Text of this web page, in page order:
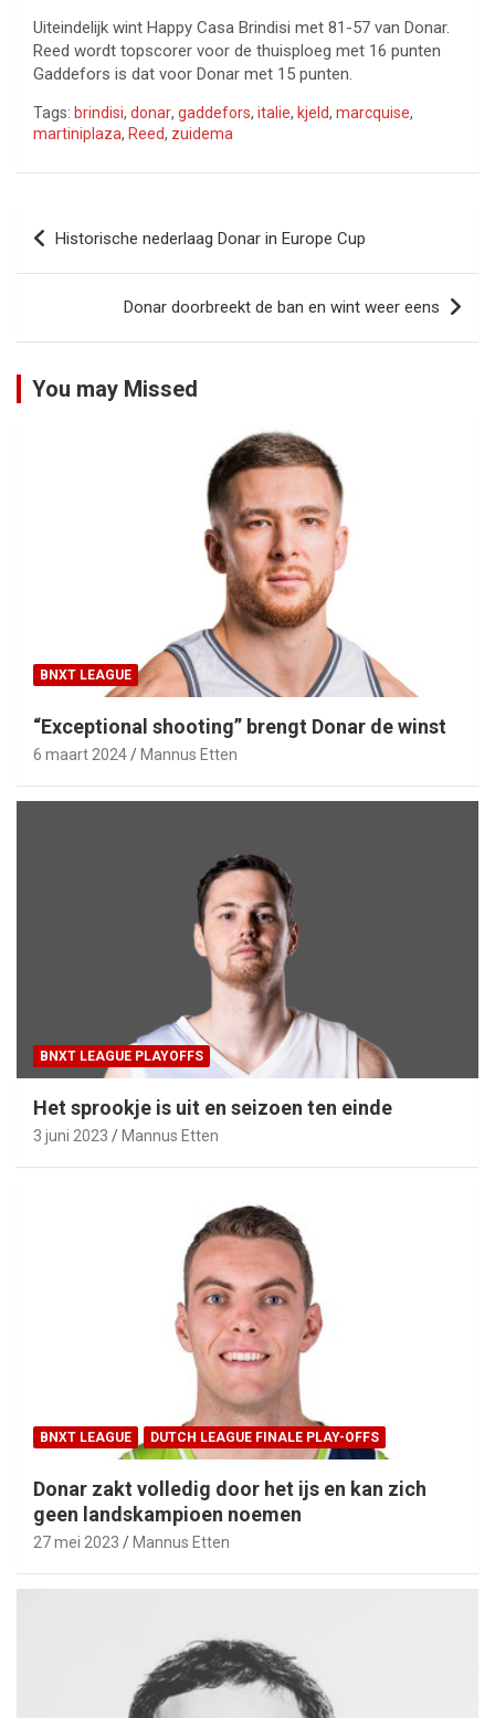
Uiteindelijk wint Happy Casa Brindisi met 81-57 van Donar.
Reed wordt topscorer voor de thuisploeg met 16 punten
Gaddefors is dat voor Donar met 15 punten.
Tags: brindisi, donar, gaddefors, italie, kjeld, marcquise,
martiniplaza, Reed, zuidema
Bericht
navigatie
Historische nederlaag Donar in Europe Cup
Donar doorbreekt de ban en wint weer eens
You may Missed
BNXT LEAGUE
“Exceptional shooting” brengt Donar de winst
6 maart 2024 Mannus Etten
BNXT LEAGUE PLAYOFFS
Het sprookje is uit en seizoen ten einde
3 juni 2023 Mannus Etten
BNXT LEAGUE DUTCH LEAGUE FINALE PLAY-OFFS
Donar zakt volledig door het ijs en kan zich
geen landskampioen noemen
27 mei 2023 Mannus Etten